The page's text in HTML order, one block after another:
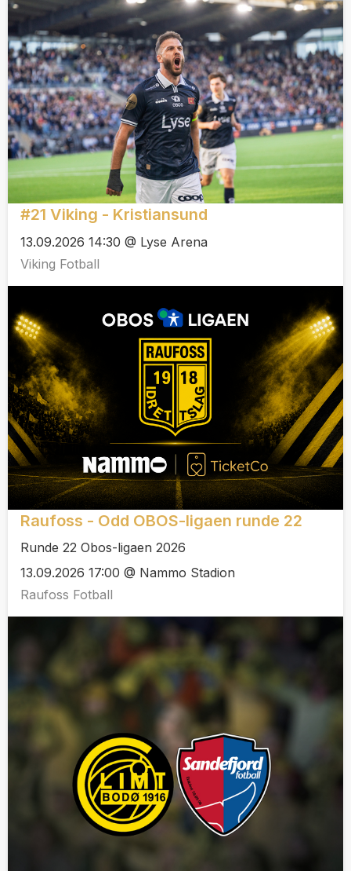
#21 Viking - Kristiansund
13.09.2026 14:30 @ Lyse Arena
Viking Fotball
Raufoss - Odd OBOS-ligaen runde 22
Runde 22 Obos-ligaen 2026
13.09.2026 17:00 @ Nammo Stadion
Raufoss Fotball